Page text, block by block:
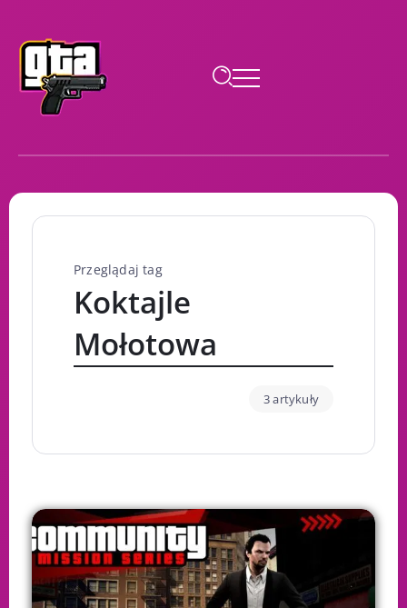
Przeglądaj tag
Koktajle
Mołotowa
3 artykuły